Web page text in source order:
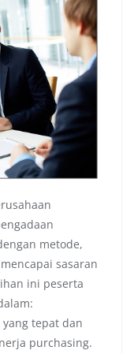
metode,
sasaran
ini peserta
tepat dan
purchasing.